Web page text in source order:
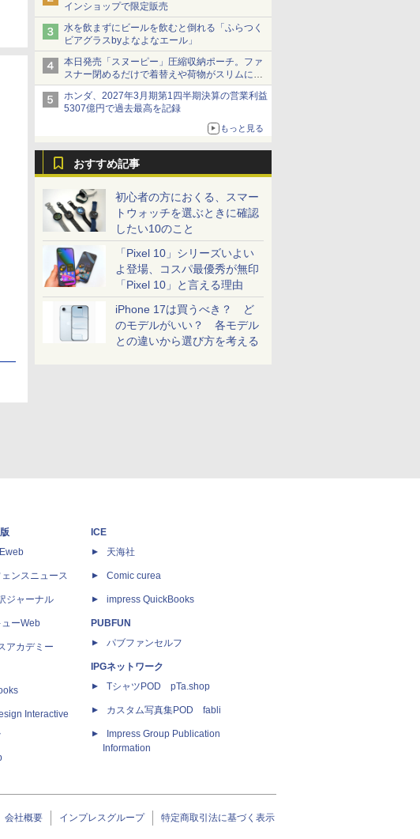
インショップで限定販売
水を飲まずにビールを飲むと倒れる「ふらつく
ビアグラスbyよなよなエール」
本日発売「スヌーピー」圧縮収納ポーチ。ファ
スナー閉めるだけで着替えや荷物がスリムにま
とまる
ホンダ、2027年3月期第1四半期決算の営業利益
5307億円で過去最高を記録
もっと見る
おすすめ記事
初心者の方におくる、スマー
トウォッチを選ぶときに確認
したい10のこと
「Pixel 10」シリーズいよい
よ登場、コスパ最優秀が無印
「Pixel 10」と言える理由
iPhone 17は買うべき？ ど
のモデルがいい？ 各モデル
との違いから選び方を考える
ンスニュース
ジャーナル
ーWeb
アカデミー
Interactive
ICE
天海社
Comic curea
impress QuickBooks
PUBFUN
パブファンセルフ
IPGネットワーク
TシャツPOD pTa.shop
カスタム写真集POD fabli
Impress Group Publication
Information
会社概要 インプレスグループ 特定商取引法に基づく表示